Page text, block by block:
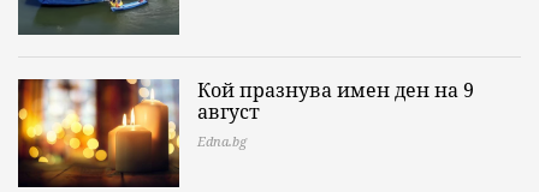
Кой празнува имен ден на 9
август
Edna.bg